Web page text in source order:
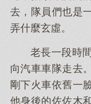
去，隊員們也是
弄什麼玄虛。
老長一段時
向汽車車隊走去
剛下火車依舊一
他身後的佐佐木